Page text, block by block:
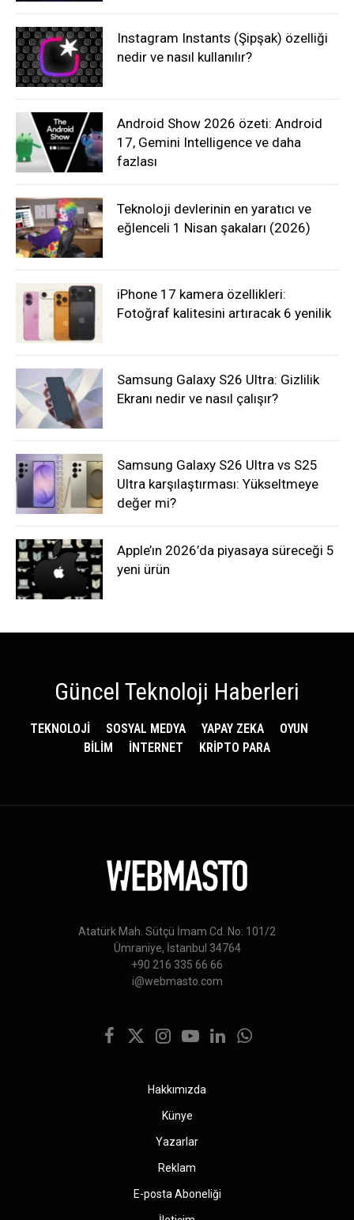
Instagram Instants (Şipşak) özelliği
nedir ve nasıl kullanılır?
Android Show 2026 özeti: Android
17, Gemini Intelligence ve daha
fazlası
Teknoloji devlerinin en yaratıcı ve
eğlenceli 1 Nisan şakaları (2026)
iPhone 17 kamera özellikleri:
Fotoğraf kalitesini artıracak 6 yenilik
Samsung Galaxy S26 Ultra: Gizlilik
Ekranı nedir ve nasıl çalışır?
Samsung Galaxy S26 Ultra vs S25
Ultra karşılaştırması: Yükseltmeye
değer mi?
Apple’ın 2026’da piyasaya süreceği 5
yeni ürün
Güncel Teknoloji Haberleri
TEKNOLOJİ SOSYAL MEDYA YAPAY ZEKA
OYUN
BİLİM
İNTERNET KRİPTO PARA
Atatürk Mah. Sütçü İmam Cd. No: 101/2
Ümraniye, İstanbul 34764
+90 216 335 66 66
i@webmasto.com
Facebook
X
Instagram
YouTubeLinkedInWhatsApp
Hakkımızda
Künye
Yazarlar
Reklam
E-posta Aboneliği